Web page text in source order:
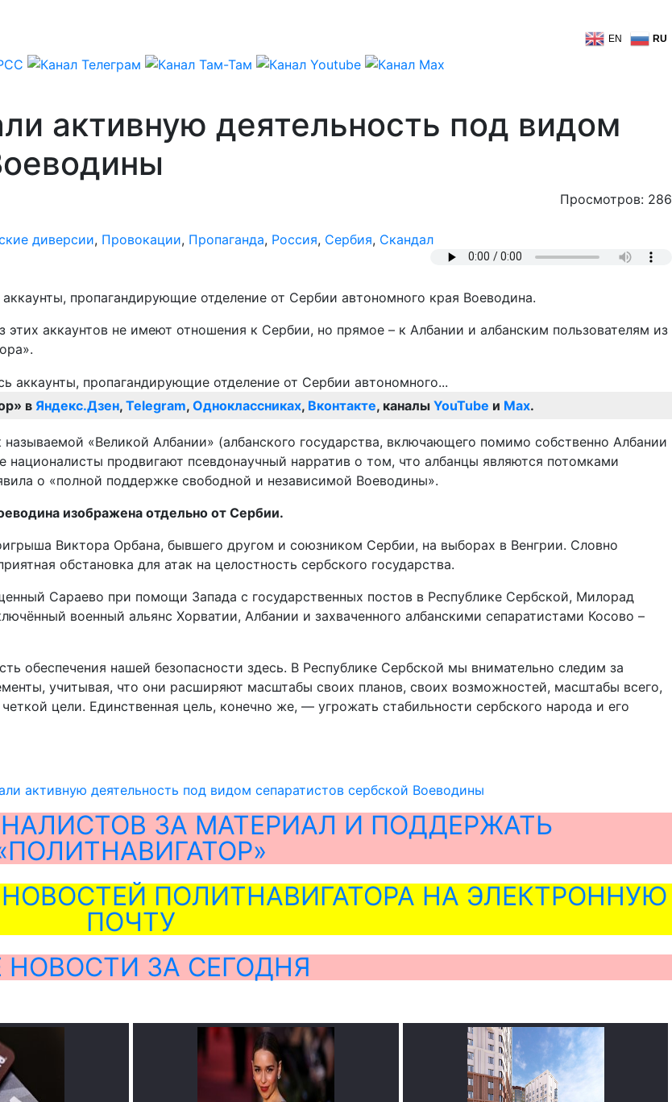
EN RU
активную деятельность под видом
Просмотров: 286
диверсии, Провокации, Пропаганда, Россия, Сербия, Скандал
пропагандирующие отделение от Сербии автономного края Воеводина.
аккаунтов не имеют отношения к Сербии, но прямое – к Албании и албанским пользователям из
в Яндекс.Дзен, Telegram, Одноклассниках, Вконтакте, каналы YouTube и Max.
«Великой Албании» (албанского государства, включающего помимо собственно Албании
продвигают псевдонаучный нарратив о том, что албанцы являются потомками
о «полной поддержке свободной и независимой Воеводины».
изображена отдельно от Сербии.
Виктора Орбана, бывшего другом и союзником Сербии, на выборах в Венгрии. Словно
обстановка для атак на целостность сербского государства.
Сараево при помощи Запада с государственных постов в Республике Сербской, Милорад
военный альянс Хорватии, Албании и захваченного албанскими сепаратистами Косово –
обеспечения нашей безопасности здесь. В Республике Сербской мы внимательно следим за
учитывая, что они расширяют масштабы своих планов, своих возможностей, масштабы всего,
цели. Единственная цель, конечно же, — угрожать стабильности сербского народа и его
активную деятельность под видом сепаратистов сербской Воеводины
ЗА МАТЕРИАЛ И ПОДДЕРЖАТЬ
ПОЛИТНАВИГАТОРА НА ЭЛЕКТРОННУЮ
ПОЧТУ
НОВОСТИ ЗА СЕГОДНЯ